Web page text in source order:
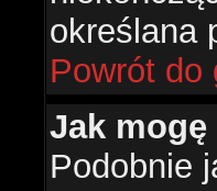
określana
Powrót do
Jak
Podobnie